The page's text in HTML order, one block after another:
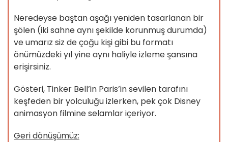
Neredeyse baştan aşağı yeniden tasarlanan bir
şölen (iki sahne aynı şekilde korunmuş durumda)
ve umarız siz de çoğu kişi gibi bu formatı
önümüzdeki yıl yine aynı haliyle izleme şansına
erişirsiniz.
Gösteri, Tinker Bell’in Paris’in sevilen tarafını
keşfeden bir yolculuğu izlerken, pek çok Disney
animasyon filmine selamlar içeriyor.
Geri dönüşümüz: